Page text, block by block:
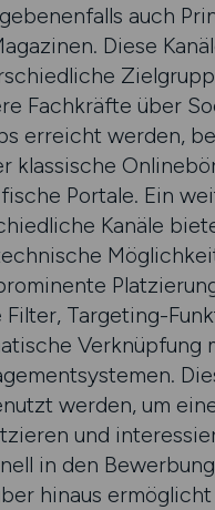
auch
Diese
Fachkräfte über
erreicht werden,
klassische
Portale. Ein
Kanäle
Targeting-
Verknüpfung
werden, um
und
in den
hinaus